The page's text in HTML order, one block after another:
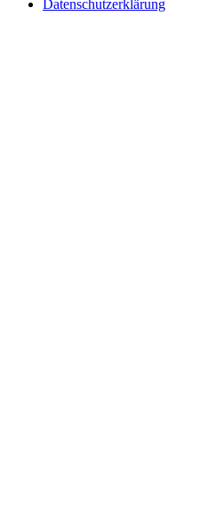
Datenschutzerklärung